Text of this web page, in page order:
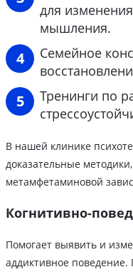
для
мышления.
Семейное
Тренинги по
В нашей клинике
доказательные
метамфетаминовой
Когнитивно-
Помогает выявить и
аддиктивное